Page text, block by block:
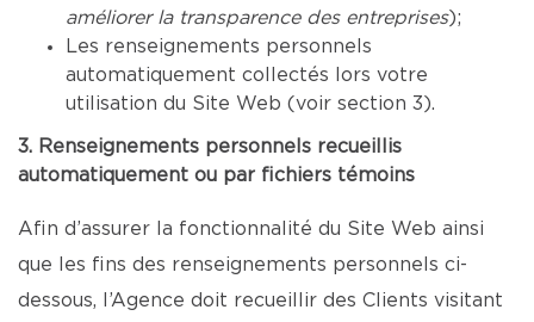
améliorer la transparence des entreprises);
Les renseignements personnels
automatiquement collectés lors votre
utilisation du Site Web (voir section 3).
3. Renseignements personnels recueillis
automatiquement ou par fichiers témoins
Afin d’assurer la fonctionnalité du Site Web ainsi
que les fins des renseignements personnels ci-
dessous, l’Agence doit recueillir des Clients visitant